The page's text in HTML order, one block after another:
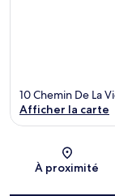
10 Chemin De La
Afficher la carte
À proximité